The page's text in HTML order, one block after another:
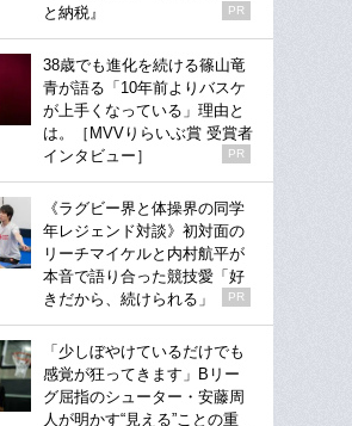
と納税』
PR
38歳でも進化を続ける篠山竜
青が語る「10年前よりバスケ
が上手くなっている」理由と
は。［MVVりらいぶ賞 受賞者
インタビュー］
PR
《ラグビー界と体操界の同学
年レジェンド対談》初対面の
リーチマイケルと内村航平が
本音で語り合った競技愛「好
きだから、続けられる」
PR
「少しぼやけているだけでも
感覚が狂ってきます」Bリー
グ屈指のシューター・安藤周
人が明かす“見える”ことの重